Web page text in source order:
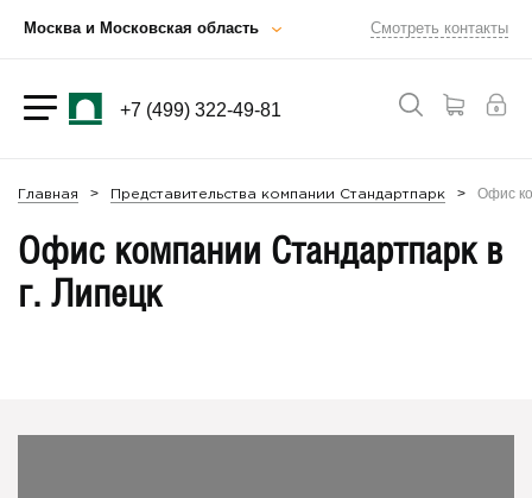
Москва и Московская область Смотреть контакты
+7 (499) 322-49-81
Главная Представительства компании Стандартпарк Офис
Офис компании Стандартпарк в
г. Липецк